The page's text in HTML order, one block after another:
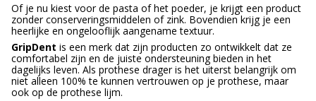
Of je nu kiest voor de pasta of het poeder, je krijgt een product
zonder conserveringsmiddelen of zink. Bovendien krijg je een
heerlijke en ongelooflijk aangename textuur.
GripDent is een merk dat zijn producten zo ontwikkelt dat ze
comfortabel zijn en de juiste ondersteuning bieden in het
dagelijks leven. Als prothese drager is het uiterst belangrijk om
niet alleen 100% te kunnen vertrouwen op je prothese, maar
ook op de prothese lijm.